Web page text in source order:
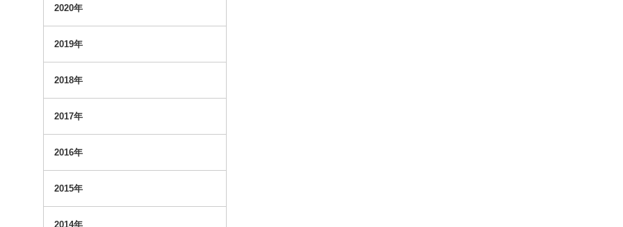
2020年
2019年
2018年
2017年
2016年
2015年
2014年